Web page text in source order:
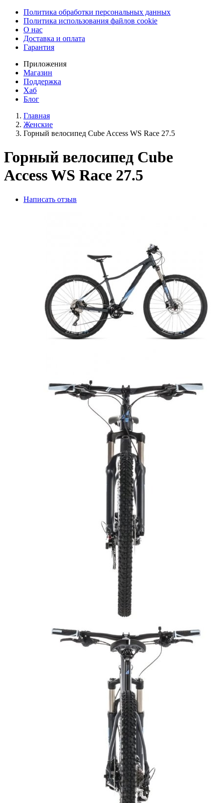
Политика обработки персональных данных
Политика использования файлов cookie
О нас
Доставка и оплата
Гарантия
Приложения
Магазин
Поддержка
Хаб
Блог
Главная
Женскиe
Горный велосипед Cube Access WS Race 27.5
Горный велосипед Cube
Access WS Race 27.5
Написать отзыв